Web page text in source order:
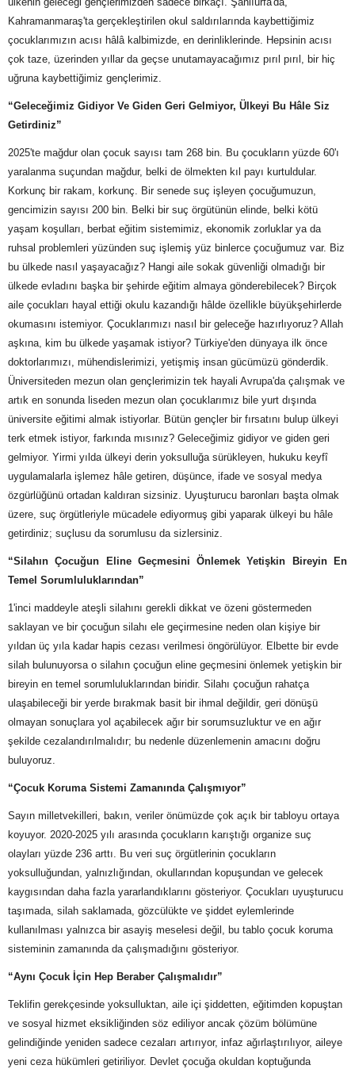
Kahramanmaraş'ta gerçekleştirilen okul saldırılarında kaybettiğimiz
çocuklarımızın acısı hâlâ kalbimizde, en derinliklerinde. Hepsinin acısı
çok taze, üzerinden yıllar da geçse unutamayacağımız pırıl pırıl, bir hiç
uğruna kaybettiğimiz gençlerimiz.
“Geleceğimiz Gidiyor Ve Giden Geri Gelmiyor, Ülkeyi Bu Hâle Siz
Getirdiniz”
2025'te mağdur olan çocuk sayısı tam 268 bin. Bu çocukların yüzde 60'ı
yaralanma suçundan mağdur, belki de ölmekten kıl payı kurtuldular.
Korkunç bir rakam, korkunç. Bir senede suç işleyen çocuğumuzun,
gencimizin sayısı 200 bin. Belki bir suç örgütünün elinde, belki kötü
yaşam koşulları, berbat eğitim sistemimiz, ekonomik zorluklar ya da
ruhsal problemleri yüzünden suç işlemiş yüz binlerce çocuğumuz var. Biz
bu ülkede nasıl yaşayacağız? Hangi aile sokak güvenliği olmadığı bir
ülkede evladını başka bir şehirde eğitim almaya gönderebilecek? Birçok
aile çocukları hayal ettiği okulu kazandığı hâlde özellikle büyükşehirlerde
okumasını istemiyor. Çocuklarımızı nasıl bir geleceğe hazırlıyoruz? Allah
aşkına, kim bu ülkede yaşamak istiyor? Türkiye'den dünyaya ilk önce
doktorlarımızı, mühendislerimizi, yetişmiş insan gücümüzü gönderdik.
Üniversiteden mezun olan gençlerimizin tek hayali Avrupa'da çalışmak ve
artık en sonunda liseden mezun olan çocuklarımız bile yurt dışında
üniversite eğitimi almak istiyorlar. Bütün gençler bir fırsatını bulup ülkeyi
terk etmek istiyor, farkında mısınız? Geleceğimiz gidiyor ve giden geri
gelmiyor. Yirmi yılda ülkeyi derin yoksulluğa sürükleyen, hukuku keyfî
uygulamalarla işlemez hâle getiren, düşünce, ifade ve sosyal medya
özgürlüğünü ortadan kaldıran sizsiniz. Uyuşturucu baronları başta olmak
üzere, suç örgütleriyle mücadele ediyormuş gibi yaparak ülkeyi bu hâle
getirdiniz; suçlusu da sorumlusu da sizlersiniz.
“Silahın Çocuğun Eline Geçmesini Önlemek Yetişkin Bireyin En
Temel Sorumluluklarından”
1'inci maddeyle ateşli silahını gerekli dikkat ve özeni göstermeden
saklayan ve bir çocuğun silahı ele geçirmesine neden olan kişiye bir
yıldan üç yıla kadar hapis cezası verilmesi öngörülüyor. Elbette bir evde
silah bulunuyorsa o silahın çocuğun eline geçmesini önlemek yetişkin bir
bireyin en temel sorumluluklarından biridir. Silahı çocuğun rahatça
ulaşabileceği bir yerde bırakmak basit bir ihmal değildir, geri dönüşü
olmayan sonuçlara yol açabilecek ağır bir sorumsuzluktur ve en ağır
şekilde cezalandırılmalıdır; bu nedenle düzenlemenin amacını doğru
buluyoruz.
“Çocuk Koruma Sistemi Zamanında Çalışmıyor”
Sayın milletvekilleri, bakın, veriler önümüzde çok açık bir tabloyu ortaya
koyuyor. 2020-2025 yılı arasında çocukların karıştığı organize suç
olayları yüzde 236 arttı. Bu veri suç örgütlerinin çocukların
yoksulluğundan, yalnızlığından, okullarından kopuşundan ve gelecek
kaygısından daha fazla yararlandıklarını gösteriyor. Çocukları uyuşturucu
taşımada, silah saklamada, gözcülükte ve şiddet eylemlerinde
kullanılması yalnızca bir asayiş meselesi değil, bu tablo çocuk koruma
sisteminin zamanında da çalışmadığını gösteriyor.
“Aynı Çocuk İçin Hep Beraber Çalışmalıdır”
Teklifin gerekçesinde yoksulluktan, aile içi şiddetten, eğitimden kopuştan
ve sosyal hizmet eksikliğinden söz ediliyor ancak çözüm bölümüne
gelindiğinde yeniden sadece cezaları artırıyor, infaz ağırlaştırılıyor, aileye
yeni ceza hükümleri getiriliyor. Devlet çocuğa okuldan koptuğunda